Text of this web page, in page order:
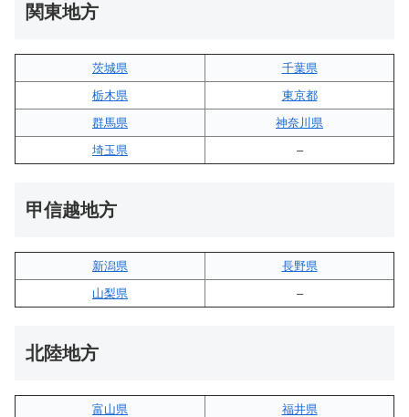
関東地方
茨城県
千葉県
栃木県
東京都
群馬県
神奈川県
埼玉県
–
甲信越地方
新潟県
長野県
山梨県
–
北陸地方
富山県
福井県